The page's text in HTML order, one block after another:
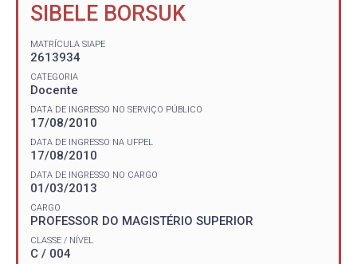
SIBELE BORSUK
MATRÍCULA SIAPE
2613934
CATEGORIA
Docente
DATA DE INGRESSO NO SERVIÇO PÚBLICO
17/08/2010
DATA DE INGRESSO NA UFPEL
17/08/2010
DATA DE INGRESSO NO CARGO
01/03/2013
CARGO
PROFESSOR DO MAGISTÉRIO SUPERIOR
CLASSE / NÍVEL
C / 004